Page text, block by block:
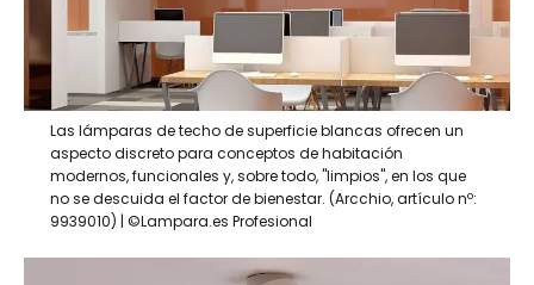
Las lámparas de techo de superficie blancas ofrecen un
aspecto discreto para conceptos de habitación
modernos, funcionales y, sobre todo, "limpios", en los que
no se descuida el factor de bienestar. (Arcchio, artículo nº:
9939010) | ©Lampara.es Profesional